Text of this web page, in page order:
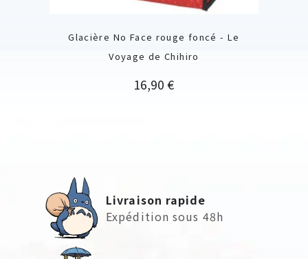
Glacière No Face rouge foncé - Le
Voyage de Chihiro
Prix
16,90 €
Livraison rapide
Expédition sous 48h